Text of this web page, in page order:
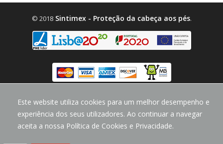
Este website utiliza cookies para um melhor desempenho e
experiência dos seus utilizadores. Ao continuar a navegar
aceita a nossa Política de Cookies e Privacidade.
© 2018Sintimex - Proteção da cabeça aos pés.
design byCodeMind.PT
Parceiro Digital desde 2018 Top 5% PME